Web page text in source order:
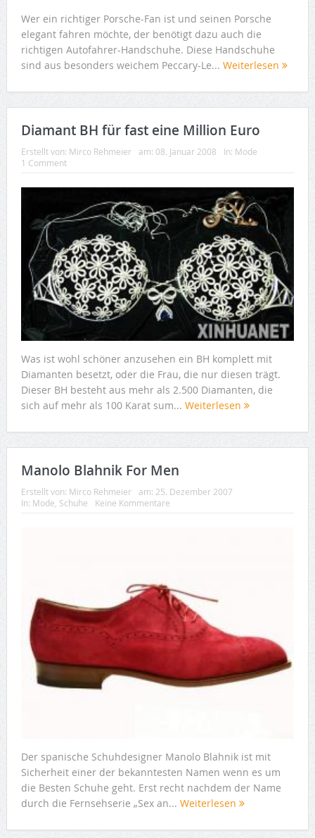
Wer ein richtiger Porsche-Fan ist und seinen Porsche
elegant fahren möchte, der benötigt dazu auch die
richtigen Autofahrer-Handschuhe. Diese Handschuhe
sind aus besonders weichem Peccary-Le... Weiterlesen
Diamant BH für fast eine Million Euro
Erstellt von: Mirco Rehmeier am: 08. Januar 2008 In: Mode
1 Comment
Was ist wohl schöner anzusehen ein BH komplett mit
Diamanten besetzt, oder die Frau, die nur diesen trägt.
Dieser BH besteht aus mehr als 2.500 Diamanten, die
sich auf mehr als 100 Karat sum... Weiterlesen
Manolo Blahnik For Men
Erstellt von: Mirco Rehmeier am: 25. Dezember 2007
In: Mode Schuhe Keine Kommentare
Der spanische Schuhdesigner Manolo Blahnik ist mit
Sicherheit einer der bekanntesten Namen wenn es um
die Besten Schuhe geht. Erst recht nachdem der Name
durch die Fernsehserie „Sex an... Weiterlesen